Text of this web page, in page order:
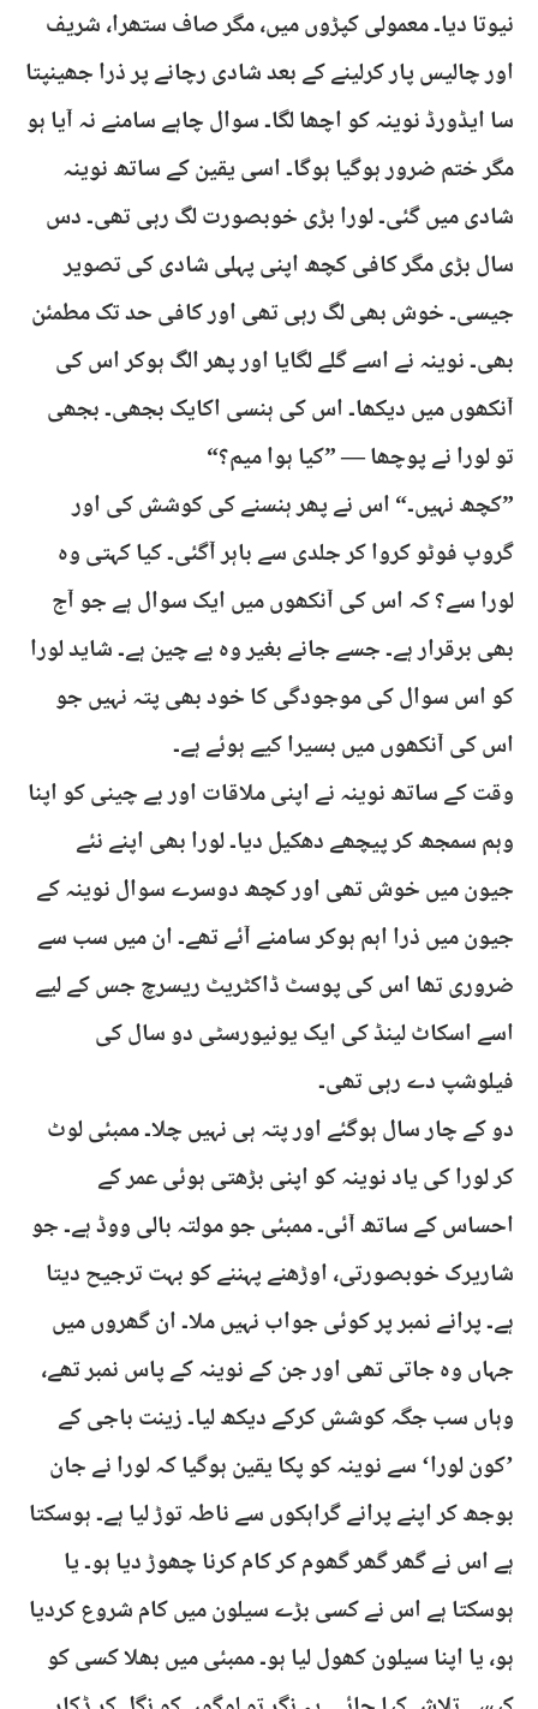
نیوتا دیا۔ معمولی کپڑوں میں، مگر صاف ستھرا، شریف
اور چالیس پار کرلینے کے بعد شادی رچانے پر ذرا جھینپتا
سا ایڈورڈ نوینہ کو اچھا لگا۔ سوال چاہے سامنے نہ آیا ہو
مگر ختم ضرور ہوگیا ہوگا۔ اسی یقین کے ساتھ نوینہ
شادی میں گئی۔ لورا بڑی خوبصورت لگ رہی تھی۔ دس
سال بڑی مگر کافی کچھ اپنی پہلی شادی کی تصویر
جیسی۔ خوش بھی لگ رہی تھی اور کافی حد تک مطمئن
بھی۔ نوینہ نے اسے گلے لگایا اور پھر الگ ہوکر اس کی
آنکھوں میں دیکھا۔ اس کی ہنسی اکایک بجھی۔ بجھی
تو لورا نے پوچھا — ”کیا ہوا میم؟“
”کچھ نہیں۔“ اس نے پھر ہنسنے کی کوشش کی اور
گروپ فوٹو کروا کر جلدی سے باہر آگئی۔ کیا کہتی وہ
لورا سے؟ کہ اس کی آنکھوں میں ایک سوال ہے جو آج
بھی برقرار ہے۔ جسے جانے بغیر وہ بے چین ہے۔ شاید لورا
کو اس سوال کی موجودگی کا خود بھی پتہ نہیں جو
اس کی آنکھوں میں بسیرا کیے ہوئے ہے۔
وقت کے ساتھ نوینہ نے اپنی ملاقات اور بے چینی کو اپنا
وہم سمجھ کر پیچھے دھکیل دیا۔ لورا بھی اپنے نئے
جیون میں خوش تھی اور کچھ دوسرے سوال نوینہ کے
جیون میں ذرا اہم ہوکر سامنے آئے تھے۔ ان میں سب سے
ضروری تھا اس کی پوسٹ ڈاکٹریٹ ریسرچ جس کے لیے
اسے اسکاٹ لینڈ کی ایک یونیورسٹی دو سال کی
فیلوشپ دے رہی تھی۔
دو کے چار سال ہوگئے اور پتہ ہی نہیں چلا۔ ممبئی لوٹ
کر لورا کی یاد نوینہ کو اپنی بڑھتی ہوئی عمر کے
احساس کے ساتھ آئی۔ ممبئی جو مولتہ بالی ووڈ ہے۔ جو
شاریرک خوبصورتی، اوڑھنے پہننے کو بہت ترجیح دیتا
ہے۔ پرانے نمبر پر کوئی جواب نہیں ملا۔ ان گھروں میں
جہاں وہ جاتی تھی اور جن کے نوینہ کے پاس نمبر تھے،
وہاں سب جگہ کوشش کرکے دیکھ لیا۔ زینت باجی کے
’کون لورا‘ سے نوینہ کو پکا یقین ہوگیا کہ لورا نے جان
بوجھ کر اپنے پرانے گراہکوں سے ناطہ توڑ لیا ہے۔ ہوسکتا
ہے اس نے گھر گھر گھوم کر کام کرنا چھوڑ دیا ہو۔ یا
ہوسکتا ہے اس نے کسی بڑے سیلون میں کام شروع کردیا
ہو، یا اپنا سیلون کھول لیا ہو۔ ممبئی میں بھلا کسی کو